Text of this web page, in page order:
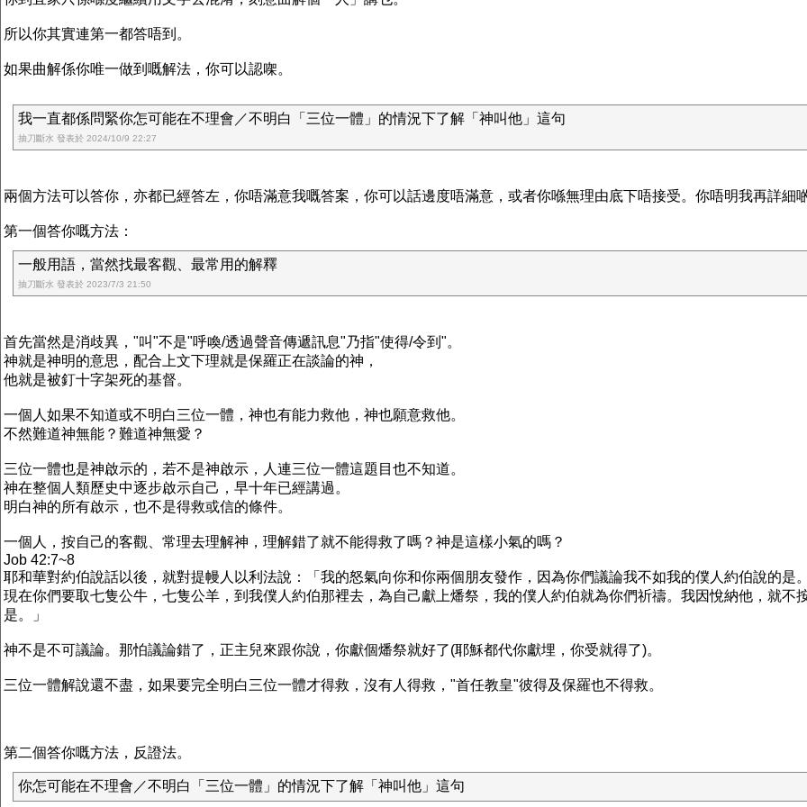
所以你其實連第一都答唔到。
如果曲解係你唯一做到嘅解法，你可以認㗎。
我一直都係問緊你怎可能在不理會／不明白「三位一體」的情況下了解「神叫他」這句
抽刀斷水 發表於 2024/10/9 22:27
兩個方法可以答你，亦都已經答左，你唔滿意我嘅答案，你可以話邊度唔滿意，或者你喺無理由底下唔接受。你唔明我再詳細
第一個答你嘅方法：
一般用語，當然找最客觀、最常用的解釋
抽刀斷水 發表於 2023/7/3 21:50
首先當然是消歧異，"叫"不是"呼喚/透過聲音傳遞訊息"乃指"使得/令到"。
神就是神明的意思，配合上文下理就是保羅正在談論的神，
他就是被釘十字架死的基督。
一個人如果不知道或不明白三位一體，神也有能力救他，神也願意救他。
不然難道神無能？難道神無愛？
三位一體也是神啟示的，若不是神啟示，人連三位一體這題目也不知道。
神在整個人類歷史中逐步啟示自己，早十年已經講過。
明白神的所有啟示，也不是得救或信的條件。
一個人，按自己的客觀、常理去理解神，理解錯了就不能得救了嗎？神是這樣小氣的嗎？
Job 42:7~8
耶和華對約伯說話以後，就對提幔人以利法說：「我的怒氣向你和你兩個朋友發作，因為你們議論我不如我的僕人約伯說的是
現在你們要取七隻公牛，七隻公羊，到我僕人約伯那裡去，為自己獻上燔祭，我的僕人約伯就為你們祈禱。我因悅納他，就
是。」
神不是不可議論。那怕議論錯了，正主兒來跟你說，你獻個燔祭就好了(耶穌都代你獻埋，你受就得了)。
三位一體解說還不盡，如果要完全明白三位一體才得救，沒有人得救，"首任教皇"彼得及保羅也不得救。
第二個答你嘅方法，反證法。
你怎可能在不理會／不明白「三位一體」的情況下了解「神叫他」這句